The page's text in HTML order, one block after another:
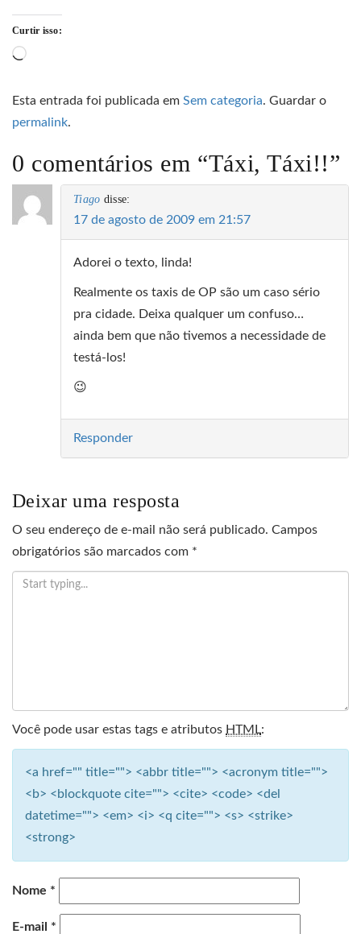
Curtir isso:
Carregando...
Esta entrada foi publicada em Sem categoria. Guardar o
permalink.
0 comentários em “Táxi, Táxi!!”
Tiago disse:
17 de agosto de 2009 em 21:57
Adorei o texto, linda!
Realmente os taxis de OP são um caso sério
pra cidade. Deixa qualquer um confuso…
ainda bem que não tivemos a necessidade de
testá-los!
😉
Responder
Deixar uma resposta
O seu endereço de e-mail não será publicado. Campos
obrigatórios são marcados com *
Você pode usar estas tags e atributos HTML:
<a href="" title=""> <abbr title=""> <acronym title="">
<b> <blockquote cite=""> <cite> <code> <del
datetime=""> <em> <i> <q cite=""> <s> <strike>
<strong>
Nome *
E-mail *